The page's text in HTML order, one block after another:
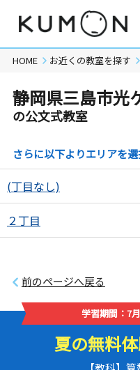
HOME お近くの教室を探す
静岡県三島市光
の公文式教室
さらに以下よりエリアを選
(丁目なし)
２丁目
前のページへ戻る
学習期間：7
夏の無料